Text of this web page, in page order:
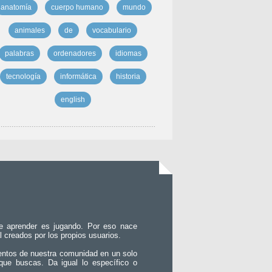
anatomía cuerpo humano mundo
animales de vocabulario
palabras ordenadores idiomas
tecnología informática historia
english
aprender es jugando. Por eso nace
creados por los propios usuarios.
de nuestra comunidad en un solo
buscas. Da igual lo específico o